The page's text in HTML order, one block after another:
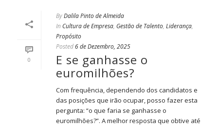
0
ByDalila Pinto de Almeida
In Cultura de Empresa, Gestão de Talento, Liderança,
Propósito
Posted6 de Dezembro, 2025
E se ganhasse o
euromilhões?
Com frequência, dependendo dos candidatos e
das posições que irão ocupar, posso fazer esta
pergunta: “o que faria se ganhasse o
euromilhões?”. A melhor resposta que obtive até